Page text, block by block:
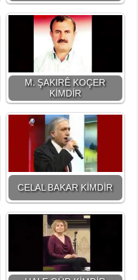
M. ŞAKIRÊ KOÇER
KİMDİR
CELAL BAKAR KİMDİR